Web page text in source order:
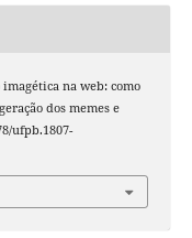
imagética na web: como
dos memes e
ufpb.1807-